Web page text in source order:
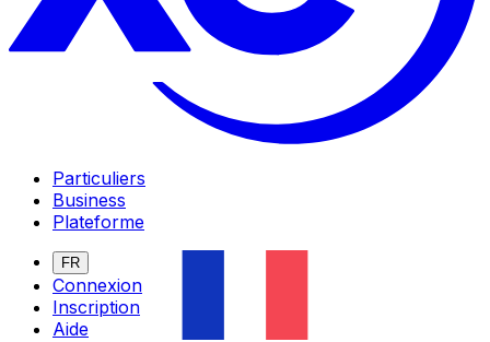
Particuliers
Business
Plateforme
FR
Connexion
Inscription
Aide